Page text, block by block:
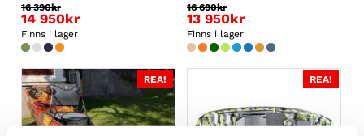
16 390kr
Det
ursprungliga
priset
16
390kr.
14 950kr
Det
nuvarande
är:
14
950kr.
Finns i lager
16 690kr
Det
ursprungliga
priset
16
13 950kr
Det
nuvarande
är:
Finns i lager
REA! REA!